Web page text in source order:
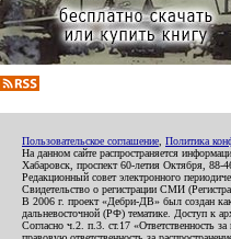
Пользовательское соглашение Политика
На данном сайте распространяется
Хабаровск, проспект 60-летия Октября,
Редакционный совет электронного
Свидетельство о регистрации СМИ
В 2006 г. проект «Дебри-ДВ» был создан
дальневосточной (РФ) тематике. Доступ к
Согласно ч.2. п.3. ст.17 «Ответственность